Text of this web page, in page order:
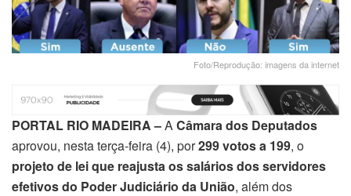
Foto/Reprodução: imagens da internet
PORTAL RIO MADEIRA –A Câmara dos Deputados
aprovou, nesta terça-feira (4), por299 votos a 199, o
projeto de lei que reajusta os salários dos servidores
efetivos do Poder Judiciário da União, além dos